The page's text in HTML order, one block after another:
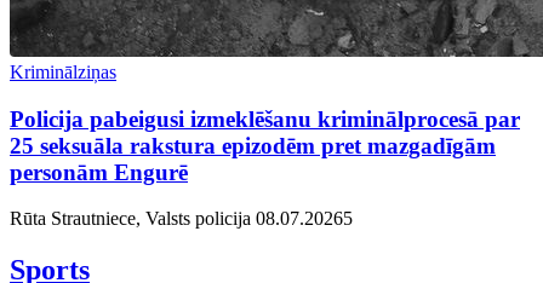
Kriminālziņas
Policija pabeigusi izmeklēšanu kriminālprocesā par
25 seksuāla rakstura epizodēm pret mazgadīgām
personām Engurē
Rūta Strautniece, Valsts policija 08.07.20265
Sports